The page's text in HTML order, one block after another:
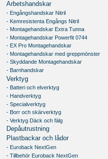
Arbetshandskar
- Engångshandskar Nitril
- Kemresistenta Engångs Nitril
- Montagehandskar Extra Tunna
- Montagehandskar Powerfit 0744
- EX Pro Montagehandskar
- Montagehandskar med greppmönster
- Skyddande Montagehandskar
- Barnhandskar
Verktyg
- Batteri och elverktyg
- Handverktyg
- Specialverktyg
- Borr och skärverktyg
- Verktyg Däck och fälg
Depåutrustning
Plastbackar och lådor
- Euroback NextGen
- Tillbehör Euroback NextGen